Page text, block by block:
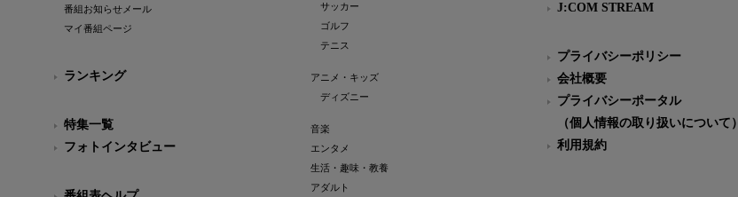
番組お知らせメール
マイ番組ページ
ランキング
特集一覧
フォトインタビュー
サッカー
ゴルフ
テニス
アニメ・キッズ
ディズニー
音楽
エンタメ
生活・趣味・教養
アダルト
J:COM STREAM
プライバシーポリシー
会社概要
プライバシーポータル
（個人情報の取り扱いについて）
利用規約